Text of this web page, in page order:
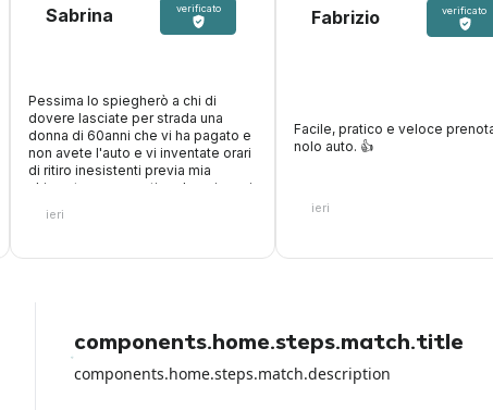
Sabrina verificato
Pessima lo spiegherò a chi di
dovere lasciate per strada una
donna di 60anni che vi ha pagato e
non avete l'auto e vi inventate orari
di ritiro inesistenti previa mia
chiamata per avvertire, due giovani
supponente, niente di buono. Una
ieri
Fabrizio verificato
Facile, pratico e veloce
nolo auto. 👍️
ieri
components.home.steps.match.title
components.home.steps.match.description